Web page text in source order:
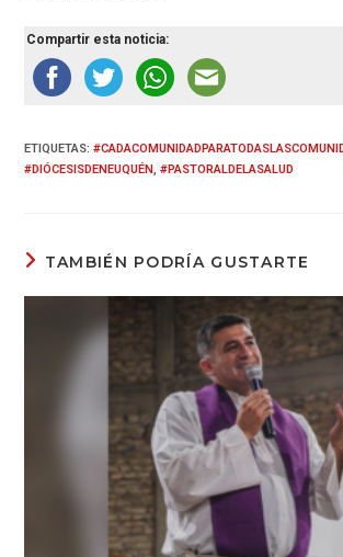
Compartir esta noticia:
ETIQUETAS:
#DIÓCESISDENEUQUÉN, #PASTORALDELASALUD
TAMBIÉN PODRÍA GUSTARTE